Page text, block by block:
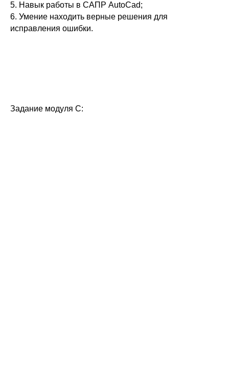
5. Навык работы в САПР AutoCad;
6. Умение находить верные решения для
исправления ошибки.
Задание модуля С: